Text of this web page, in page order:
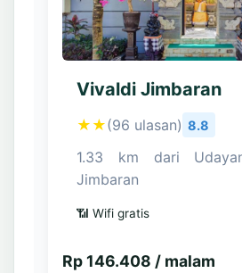
Vivaldi Jimbaran
★★(96 ulasan) 8.8
1.33 km dari
Jimbaran
📶 Wifi gratis
Rp 146.408 / malam